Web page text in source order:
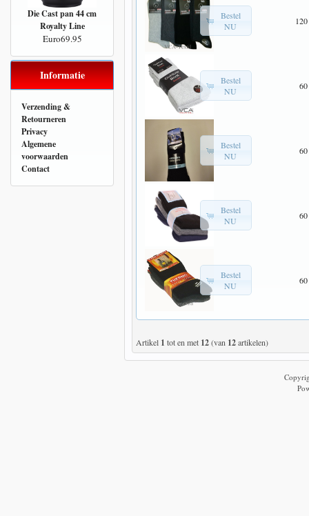
Bestel
NU
120
Bestel
NU
60
Bestel
NU
60
Bestel
NU
60
Bestel
NU
60
Artikel 1 tot en met 12(van 12artikelen)
Die Cast pan 44 cm
Royalty Line
Euro69.95
Informatie
Verzending &
Retourneren
Privacy
Algemene
voorwaarden
Contact